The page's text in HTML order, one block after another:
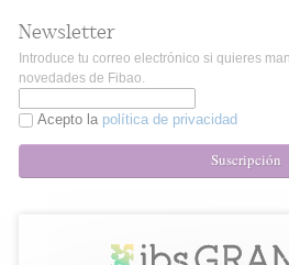
Newsletter
Introduce tu correo electrónico si quieres
novedades de Fibao.
Acepto la política de privacidad
Suscripción